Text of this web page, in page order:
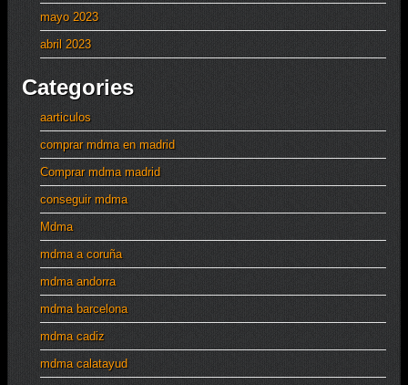
mayo 2023
abril 2023
Categories
aarticulos
comprar mdma en madrid
Comprar mdma madrid
conseguir mdma
Mdma
mdma a coruña
mdma andorra
mdma barcelona
mdma cadiz
mdma calatayud